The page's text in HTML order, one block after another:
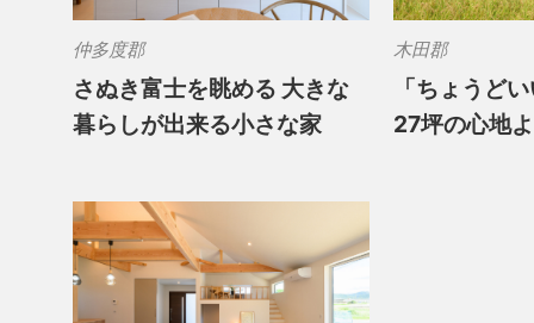
仲多度郡
さぬき富士を眺める 大きな
暮らしが出来る小さな家
木田郡
「ちょうど
27坪の心地